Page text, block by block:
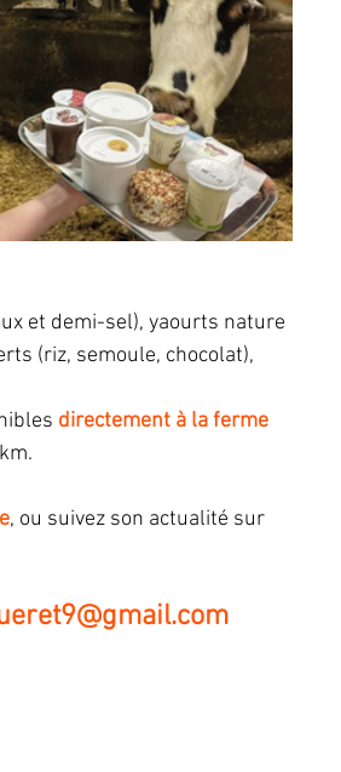
et demi-sel), yaourts nature
(riz, semoule, chocolat),
directement à la ferme
, ou suivez son actualité sur